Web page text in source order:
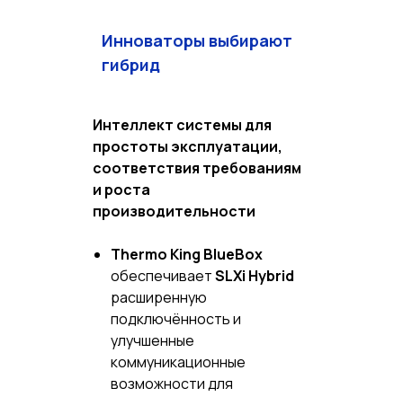
Инноваторы выбирают
гибрид
Интеллект системы для
простоты эксплуатации,
соответствия требованиям
и роста
производительности
Thermo King BlueBox
обеспечиваетSLXi Hybrid
расширенную
подключённость и
улучшенные
коммуникационные
возможности для